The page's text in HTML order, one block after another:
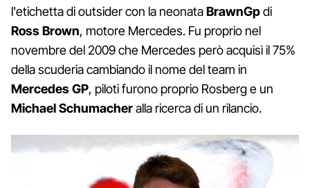
l'etichetta di outsider con la neonataBrawnGpdi
Ross Brown, motore Mercedes. Fu proprio nel
novembre del 2009 che Mercedes però acquisì il 75%
della scuderia cambiando il nome del team in
Mercedes GP, piloti furono proprio Rosberg e un
Michael Schumacheralla ricerca di un rilancio.